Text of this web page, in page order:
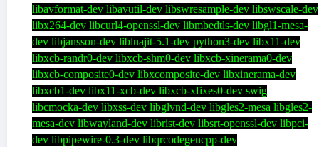
libavformat-dev libavutil-dev libswresample-dev libswscale-dev
libx264-dev libcurl4-openssl-dev libmbedtls-dev libgl1-mesa-
dev libjansson-dev libluajit-5.1-dev python3-dev libx11-dev
libxcb-randr0-dev libxcb-shm0-dev libxcb-xinerama0-dev
libxcb-composite0-dev libxcomposite-dev libxinerama-dev
libxcb1-dev libx11-xcb-dev libxcb-xfixes0-dev swig
libcmocka-dev libxss-dev libglvnd-dev libgles2-mesa libgles2-
mesa-dev libwayland-dev librist-dev libsrt-openssl-dev libpci-
dev libpipewire-0.3-dev libqrcodegencpp-dev